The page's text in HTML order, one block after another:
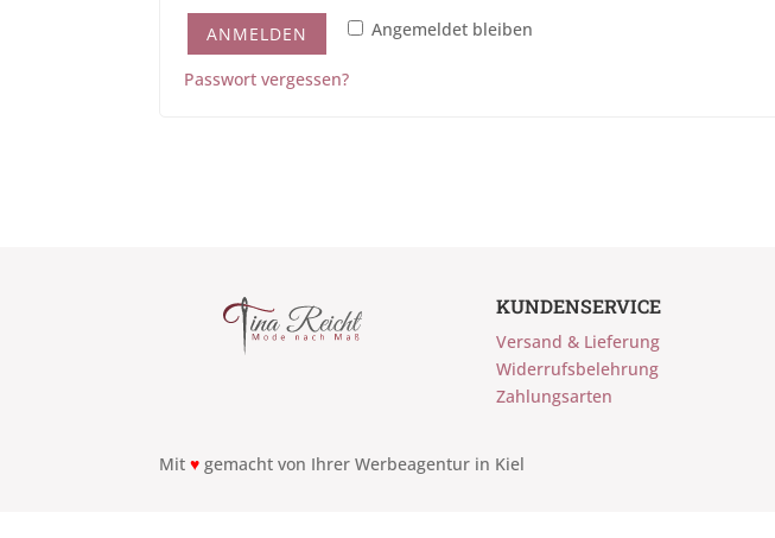
Angemeldet bleiben
ANMELDEN
Passwort vergessen?
KUNDENSERVICE
Versand & Lieferung
Widerrufsbelehrung
Zahlungsarten
Mit♥ gemacht von IhrerWerbeagentur in Kiel